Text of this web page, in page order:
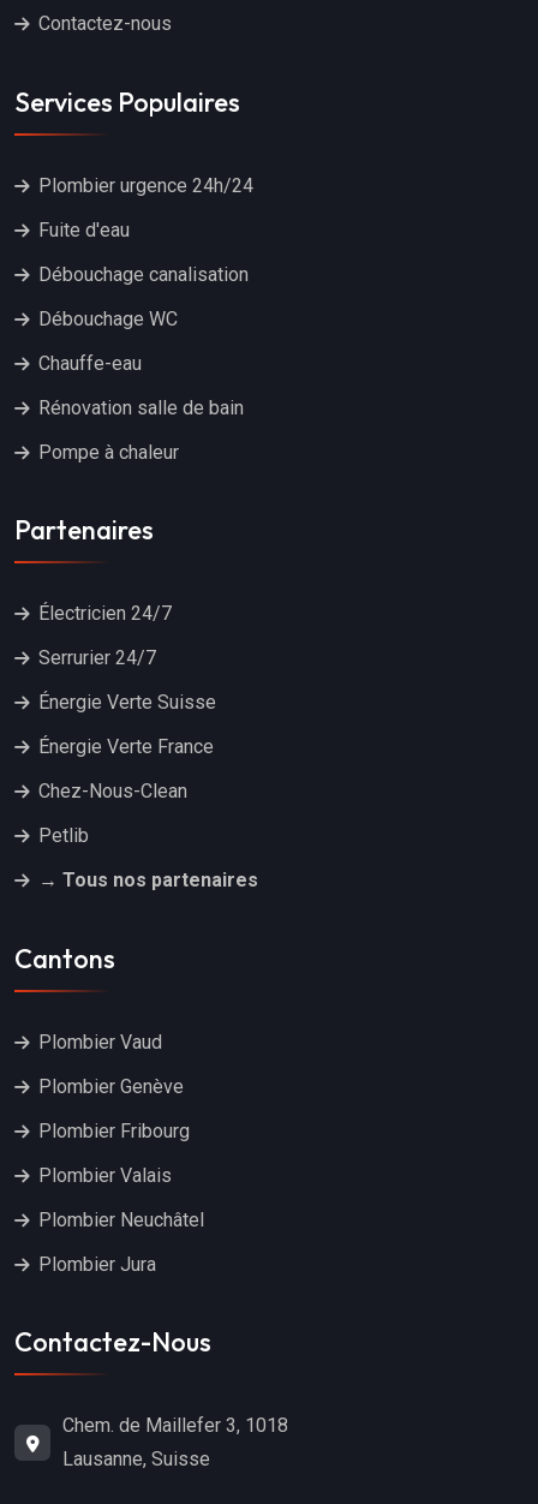
Contactez-nous
Services Populaires
Plombier urgence 24h/24
Fuite d'eau
Débouchage canalisation
Débouchage WC
Chauffe-eau
Rénovation salle de bain
Pompe à chaleur
Partenaires
Électricien 24/7
Serrurier 24/7
Énergie Verte Suisse
Énergie Verte France
Chez-Nous-Clean
Petlib
→ Tous nos partenaires
Cantons
Plombier Vaud
Plombier Genève
Plombier Fribourg
Plombier Valais
Plombier Neuchâtel
Plombier Jura
Contactez-Nous
Chem. de Maillefer 3, 1018
Lausanne, Suisse